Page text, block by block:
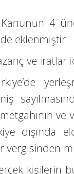
Kanunun 4
eklenmiştir.
ve iratlar
dışında
vergisinden
kişilerin